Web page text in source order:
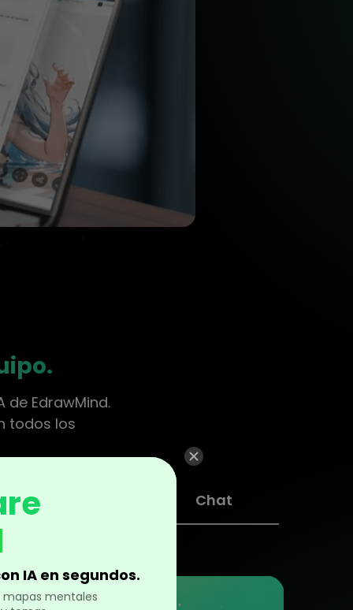
EdrawMind.
todos los
Chat
IA en segundos.
mapas mentales